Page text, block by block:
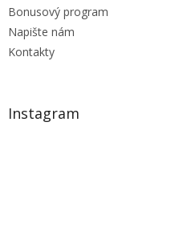
Bonusový program
Napište nám
Kontakty
Instagram